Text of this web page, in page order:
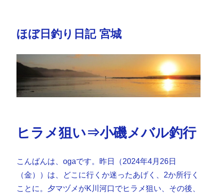
ほぼ日釣り日記 宮城
ヒラメ狙い⇒小磯メバル釣行
こんばんは、ogaです。昨日（2024年4月26日
（金））は、どこに行くか迷ったあげく、2か所行く
ことに。夕マヅメがK川河口でヒラメ狙い、その後、